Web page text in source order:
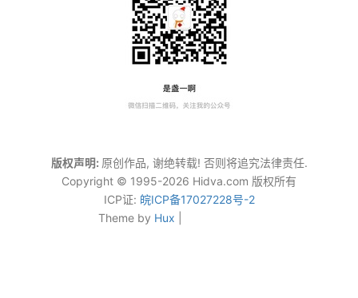
版权声明: 原创作品, 谢绝转载! 否则将追究法律责任.
Copyright © 1995-2026 Hidva.com 版权所有
ICP证: 皖ICP备17027228号-2
Theme by Hux